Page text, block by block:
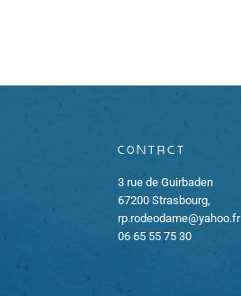
Contact
3 rue de Guirbaden
67200 Strasbourg,
rp.rodeodame@yahoo.fr
06 65 55 75 30